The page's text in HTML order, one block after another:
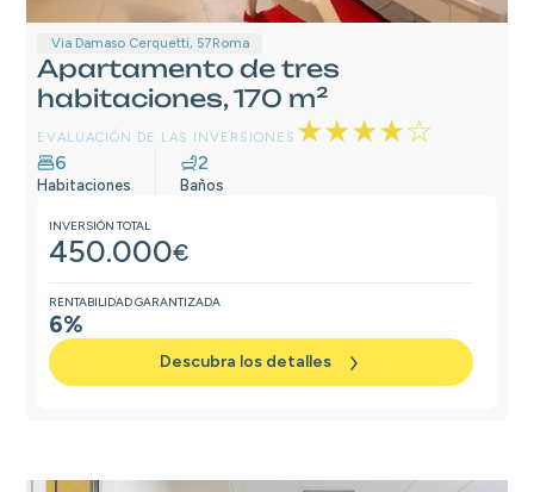
Via Damaso Cerquetti, 57Roma
Apartamento de tres
habitaciones, 170 m²
EVALUACIÓN DE LAS INVERSIONES ★★★★☆
6
Habitaciones
2
Baños
INVERSIÓN TOTAL
450.000€
RENTABILIDAD GARANTIZADA
6%
Descubra los detalles